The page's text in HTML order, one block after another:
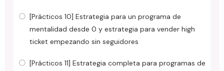
[Prácticos 10] Estrategia para un programa de
mentalidad desde 0 y estrategia para vender high
ticket empezando sin seguidores
[Prácticos 11] Estrategia completa para programas de